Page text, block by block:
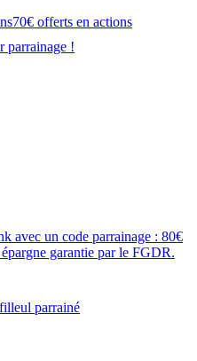
70€ offerts en actions
parrainage !
avec un code parrainage : 80€
garantie par le FGDR.
parrainé